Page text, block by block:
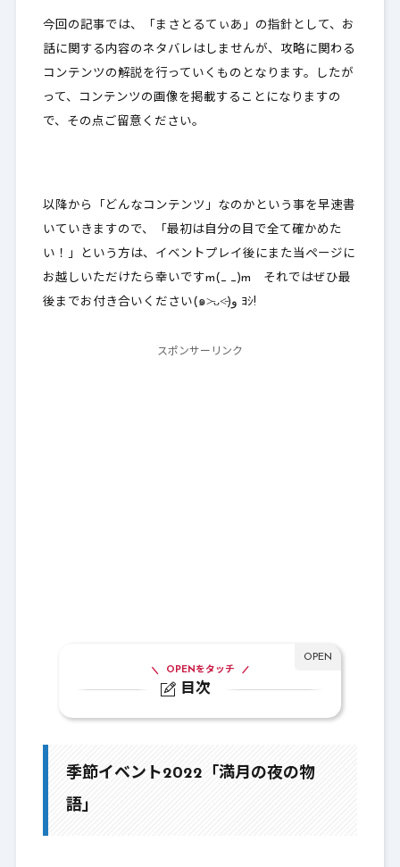
今回の記事では、「まさとるてぃあ」の指針として、お
話に関する内容のネタバレはしませんが、攻略に関わる
コンテンツの解説を行っていくものとなります。したが
って、コンテンツの画像を掲載することになりますの
で、その点ご留意ください。
以降から「どんなコンテンツ」なのかという事を早速書
いていきますので、「最初は自分の目で全て確かめた
い！」という方は、イベントプレイ後にまた当ページに
お越しいただけたら幸いですm(_ _)m それではぜひ最
後までお付き合いください(๑˃̵ᴗ˂̵)و ﾖｼ!
スポンサーリンク
目次
OPENをタッチ
季節イベント2022「満月の夜の物
語」